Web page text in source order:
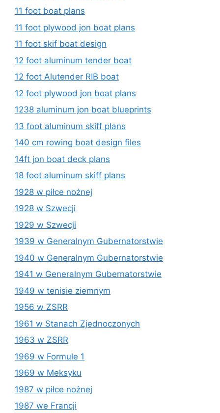
11 foot boat plans
11 foot plywood jon boat plans
11 foot skif boat design
12 foot aluminum tender boat
12 foot Alutender RIB boat
12 foot plywood jon boat plans
1238 aluminum jon boat blueprints
13 foot aluminum skiff plans
140 cm rowing boat design files
14ft jon boat deck plans
18 foot aluminum skiff plans
1928 w piłce nożnej
1928 w Szwecji
1929 w Szwecji
1939 w Generalnym Gubernatorstwie
1940 w Generalnym Gubernatorstwie
1941 w Generalnym Gubernatorstwie
1949 w tenisie ziemnym
1956 w ZSRR
1961 w Stanach Zjednoczonych
1963 w ZSRR
1969 w Formule 1
1969 w Meksyku
1987 w piłce nożnej
1987 we Francji